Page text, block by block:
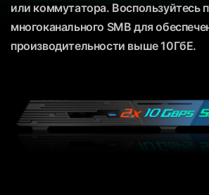
или коммутатора. Воспользуйтесь
многоканального SMB для
производительности выше 10ГбЕ.